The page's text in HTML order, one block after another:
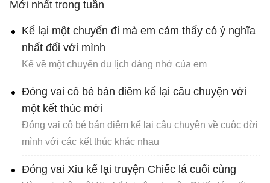
Mới nhất trong tuần
Kể lại một chuyến đi mà em cảm thấy có ý nghĩa
nhất đối với mình
Kể về một chuyến du lịch đáng nhớ của em
Đóng vai cô bé bán diêm kể lại câu chuyện với
một kết thúc mới
Đóng vai cô bé bán diêm kể lại câu chuyện về cuộc đời
mình với các kết thúc khác nhau
Đóng vai Xiu kể lại truyện Chiếc lá cuối cùng